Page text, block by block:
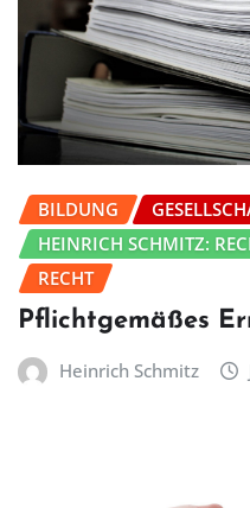
BILDUNG
HEINRICH SCHMITZ:
RECHT
Pflichtgemäßes
Heinrich Schmitz